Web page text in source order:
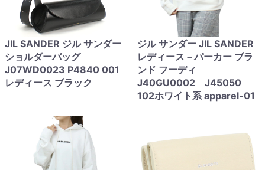
JIL SANDER ジル サンダー
ショルダーバッグ
J07WD0023 P4840 001
レディース ブラック
ジル サンダー JIL SANDER
レディース－パーカー ブラ
ンド フーディ
J40GU0002 J45050
102ホワイト系 apparel-01